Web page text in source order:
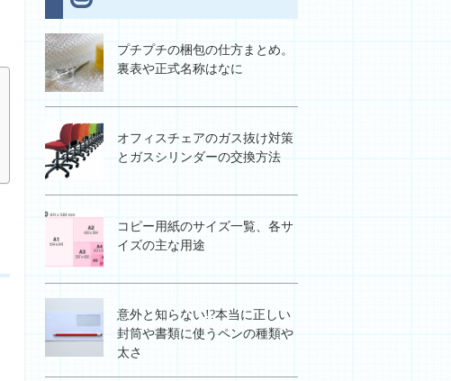
プチプチの梱包の仕方まとめ。
裏表や正式名称はなに
オフィスチェアのガス抜け対策
とガスシリンダーの交換方法
コピー用紙のサイズ一覧、各サ
イズの主な用途
意外と知らない!?本当に正しい
封筒や書類に使うペンの種類や
太さ